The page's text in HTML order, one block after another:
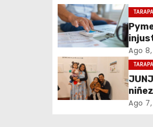
g
a
c
i
ó
que
Ago
Ago